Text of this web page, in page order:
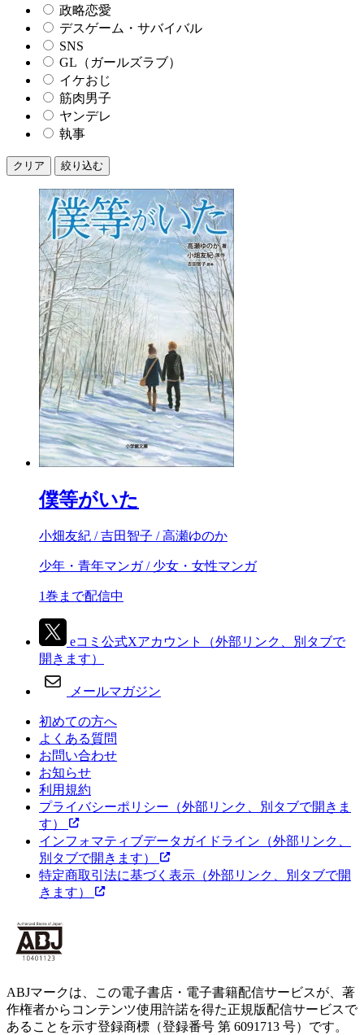
政略恋愛
デスゲーム・サバイバル
SNS
GL（ガールズラブ）
イケおじ
筋肉男子
ヤンデレ
執事
クリア 絞り込む
僕等がいた
小畑友紀 / 吉田智子 / 高瀬ゆのか
少年・青年マンガ / 少女・女性マンガ
1巻まで配信中
eコミ公式Xアカウント
（外部リンク、別タブで
開きます）
メールマガジン
初めての方へ
よくある質問
お問い合わせ
お知らせ
利用規約
プライバシーポリシー （外部リンク、別タブで開きま
す）
インフォマティブデータガイドライン （外部リンク、
別タブで開きます）
特定商取引法に基づく表示 （外部リンク、別タブで開
きます）
ABJマークは、この電子書店・電子書籍配信サービスが、著
作権者からコンテンツ使用許諾を得た正規版配信サービスで
あることを示す登録商標（登録番号 第 6091713 号）です。